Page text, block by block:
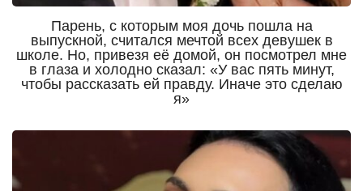
Парень, с которым моя дочь пошла на
выпускной, считался мечтой всех девушек в
школе. Но, привезя её домой, он посмотрел мне
в глаза и холодно сказал: «У вас пять минут,
чтобы рассказать ей правду. Иначе это сделаю
я»